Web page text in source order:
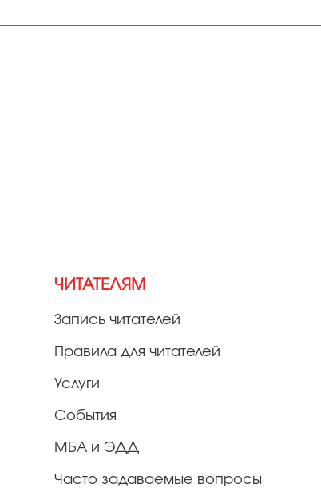
ЧИТАТЕЛЯМ
Запись читателей
Правила для читателей
Услуги
События
МБА и ЭДД
Часто задаваемые вопросы